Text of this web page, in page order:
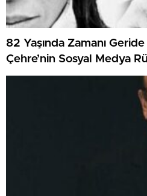
82 Yaşında Zamanı
Çehre’nin Sosyal Medya